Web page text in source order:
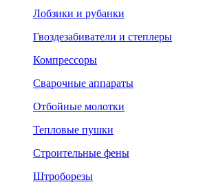
Лобзики и рубанки
Гвоздезабиватели и степлеры
Компрессоры
Сварочные аппараты
Отбойные молотки
Тепловые пушки
Строительные фены
Штроборезы